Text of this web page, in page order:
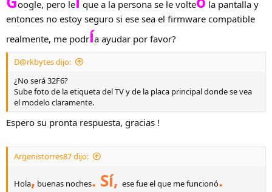
oogle, pero le que a la persona se le volte
la pantalla y
entonces no estoy seguro si ese sea el firmware compatible
realmente, me podría ayudar por favor?
D@rkbytes dijo:
¿No será 32F6?
Sube foto de la etiqueta del TV y de la placa principal donde se vea
el modelo claramente.
Espero su pronta respuesta, gracias !
Argenistorres87 dijo:
Hola, buenas noches. Sí, ese fue el que me funcionó.